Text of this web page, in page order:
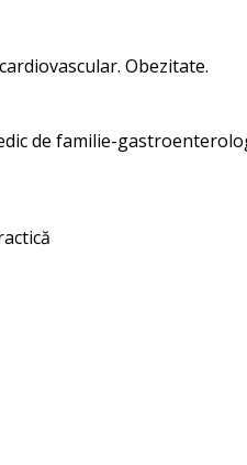
Obezitate.
de familie-